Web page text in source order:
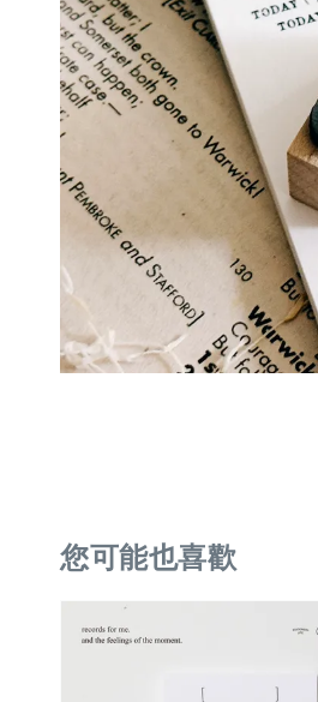
您可能也喜歡